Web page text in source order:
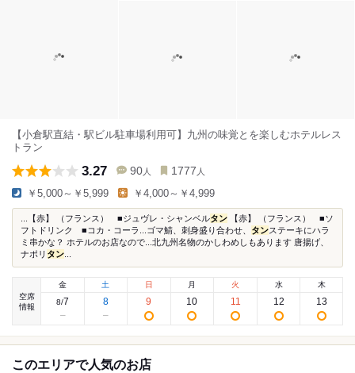
【小倉駅直結・駅ビル駐車場利用可】九州の味覚とを楽しむホテルレス
トラン
3.27 90 人 1777 人
￥5,000～￥5,999 ￥4,000～￥4,999
...【赤】 （フランス） ■ジュヴレ・シャンベルタン 【赤】 （フランス） ■ソ
フトドリンク ■コカ・コーラ...ゴマ鯖、刺身盛り合わせ、 タンステーキにハラ
ミ串かな？ ホテルのお店なので...北九州名物のかしわめしもあります 唐揚げ、
ナポリ タン
空席
情報
金
8/7
土
8
日
9
月
10
火
11
水
12
木
13
このエリアで人気のお店